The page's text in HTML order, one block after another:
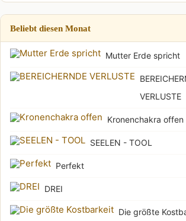
Beliebt diesen Monat
Mutter Erde spricht
VERLUSTE
Kronenchakra offen
SEELEN - TOOL
Perfekt
DREI
Die größte